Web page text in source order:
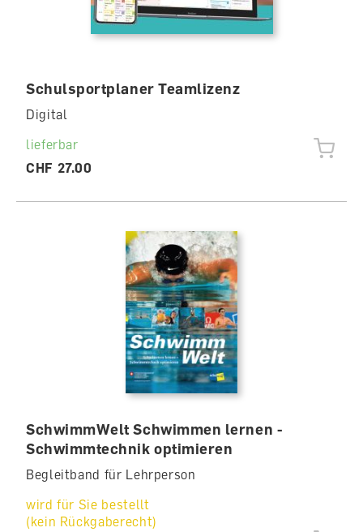
Schulsportplaner Teamlizenz
Digital
lieferbar
CHF 27.00
SchwimmWelt Schwimmen lernen -
Schwimmtechnik optimieren
Begleitband für Lehrperson
wird für Sie bestellt
(kein Rückgaberecht)